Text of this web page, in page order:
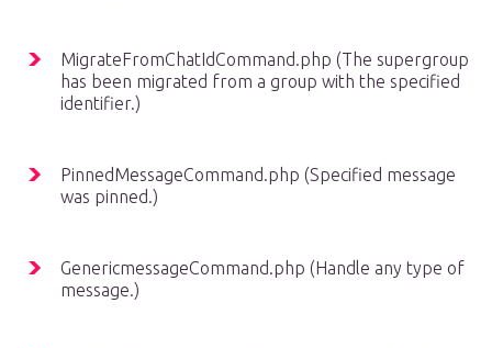
MigrateFromChatIdCommand.php (The supergroup
has been migrated from a group with the specified
identifier.)
PinnedMessageCommand.php (Specified message
was pinned.)
GenericmessageCommand.php (Handle any type of
message.)